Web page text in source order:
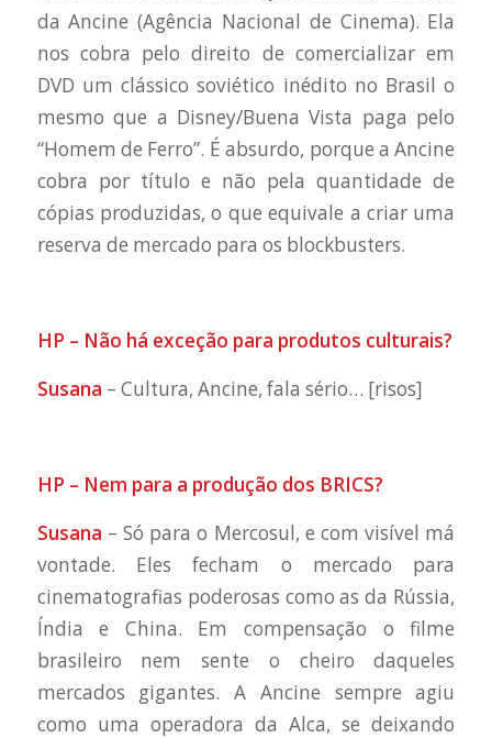
da Ancine (Agência Nacional de Cinema). Ela
nos cobra pelo direito de comercializar em
DVD um clássico soviético inédito no Brasil o
mesmo que a Disney/Buena Vista paga pelo
“Homem de Ferro”. É absurdo, porque a Ancine
cobra por título e não pela quantidade de
cópias produzidas, o que equivale a criar uma
reserva de mercado para os blockbusters.
HP – Não há exceção para produtos culturais?
Susana – Cultura, Ancine, fala sério… [risos]
HP – Nem para a produção dos BRICS?
Susana – Só para o Mercosul, e com visível má
vontade. Eles fecham o mercado para
cinematografias poderosas como as da Rússia,
Índia e China. Em compensação o filme
brasileiro nem sente o cheiro daqueles
mercados gigantes. A Ancine sempre agiu
como uma operadora da Alca, se deixando